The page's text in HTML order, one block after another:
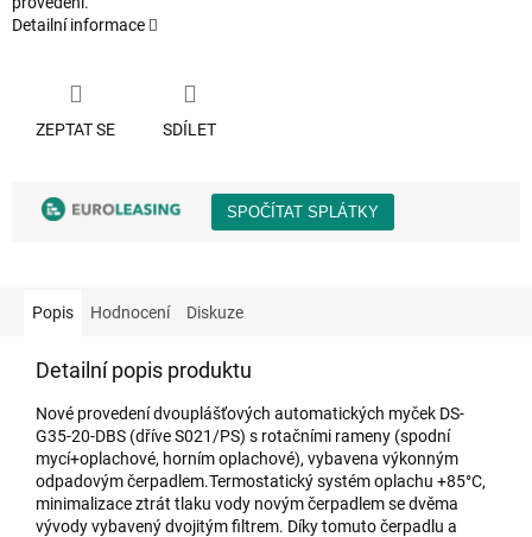
Detailní informace
ZEPTAT SE SDÍLET
Popis Hodnocení Diskuze
Detailní popis produktu
Nové provedení dvouplášťových automatických myček DS-
G35-20-DBS (dříve S021/PS) s rotačními rameny (spodní
mycí+oplachové, horním oplachové), vybavena výkonným
odpadovým čerpadlem.Termostatický systém oplachu +85°C,
minimalizace ztrát tlaku vody novým čerpadlem se dvěma
vývody vybavený dvojitým filtrem. Díky tomuto čerpadlu a